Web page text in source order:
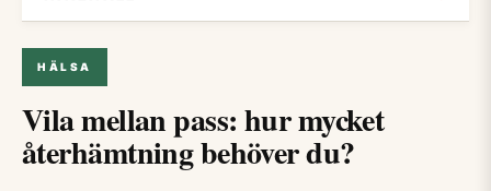
HÄLSA
Vila mellan pass: hur mycket
återhämtning behöver du?